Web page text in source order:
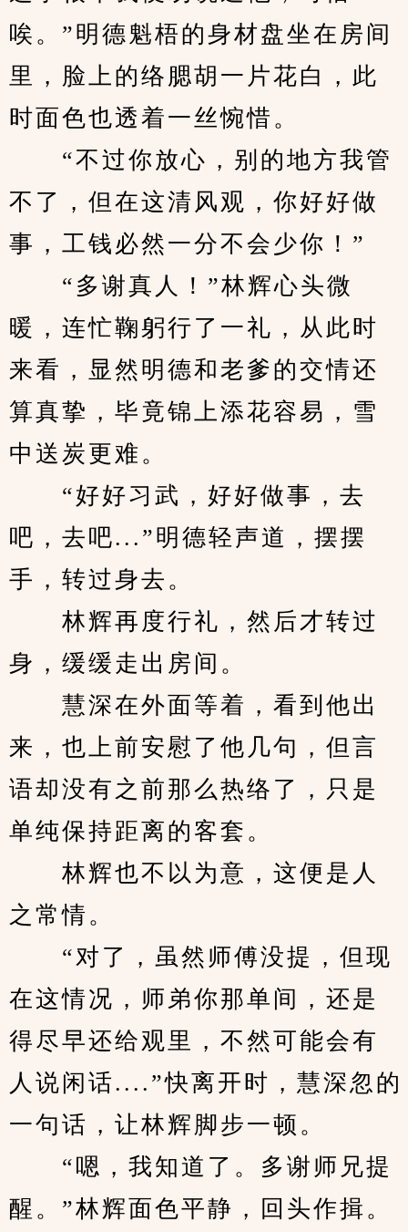
唉。”明德魁梧的身材盘坐在房间
里，脸上的络腮胡一片花白，此
时面色也透着一丝惋惜。
“不过你放心，别的地方我管
不了，但在这清风观，你好好做
事，工钱必然一分不会少你！”
“多谢真人！”林辉心头微
暖，连忙鞠躬行了一礼，从此时
来看，显然明德和老爹的交情还
算真挚，毕竟锦上添花容易，雪
中送炭更难。
“好好习武，好好做事，去
吧，去吧...”明德轻声道，摆摆
手，转过身去。
林辉再度行礼，然后才转过
身，缓缓走出房间。
慧深在外面等着，看到他出
来，也上前安慰了他几句，但言
语却没有之前那么热络了，只是
单纯保持距离的客套。
林辉也不以为意，这便是人
之常情。
“对了，虽然师傅没提，但现
在这情况，师弟你那单间，还是
得尽早还给观里，不然可能会有
人说闲话....”快离开时，慧深忽的
一句话，让林辉脚步一顿。
“嗯，我知道了。多谢师兄提
醒。”林辉面色平静，回头作揖。